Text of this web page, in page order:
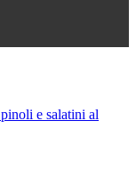
e salatini al